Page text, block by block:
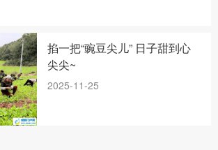
掐一把“豌豆尖儿” 日子甜到心
尖尖~
2025-11-25